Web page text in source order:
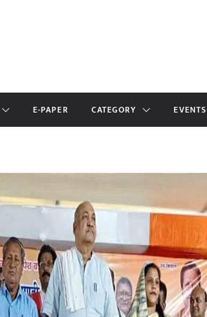
E-PAPER CATEGORY EVENTS